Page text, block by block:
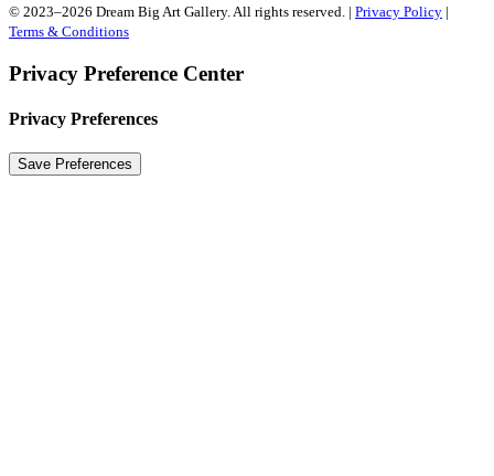
© 2023–2026 Dream Big Art Gallery. All rights reserved. | Privacy Policy |
Terms & Conditions
Privacy Preference Center
Privacy Preferences